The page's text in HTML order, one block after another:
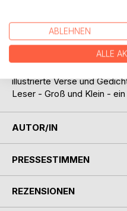
Die Natur belauscht, das
kuriose
illustrierte Verse und
Leser - Groß und Klein -
AUTOR/IN
PRESSESTIMMEN
REZENSIONEN
ABLEHNEN
ALLE